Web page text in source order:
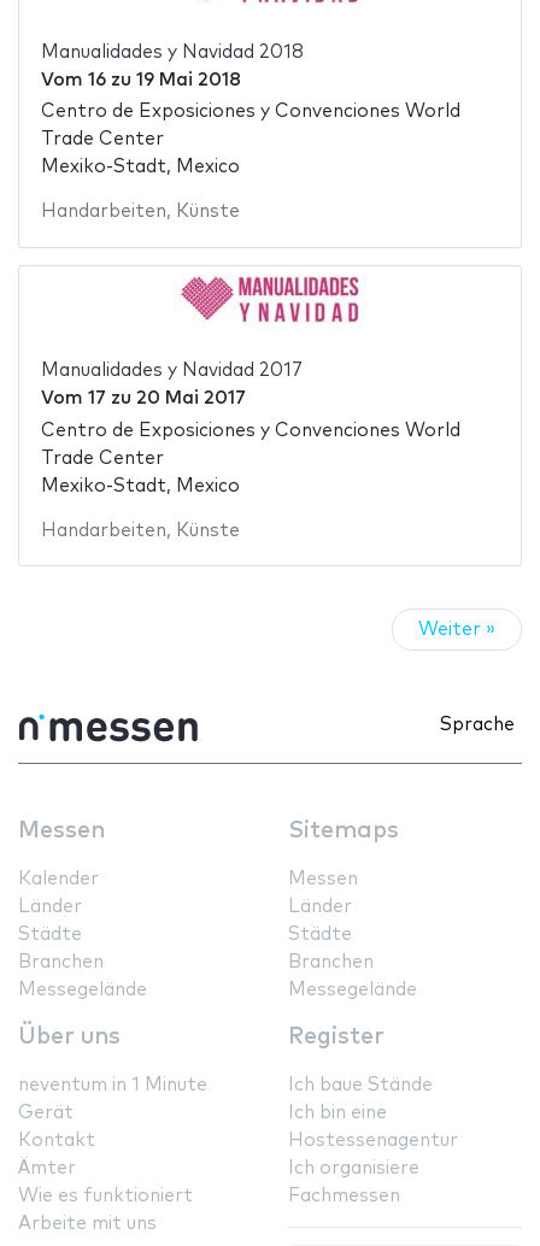
Manualidades y Navidad 2018
Vom 16zu 19 Mai 2018
Centro de Exposiciones y Convenciones World
Trade Center
Mexiko-Stadt, Mexico
Handarbeiten, Künste
Manualidades y Navidad 2017
Vom 17 zu 20 Mai 2017
Centro de Exposiciones y Convenciones World
Trade Center
Mexiko-Stadt, Mexico
Handarbeiten, Künste
Weiter »
Sprache
Messen
Kalender
Länder
Städte
Branchen
Messegelände
Sitemaps
Messen
Länder
Städte
Branchen
Messegelände
Über uns
neventum in 1 Minute
Gerät
Kontakt
Ämter
Wie es funktioniert
Arbeite mit uns
Register
Ich baue Stände
Ich bin eine
Hostessenagentur
Ich organisiere
Fachmessen